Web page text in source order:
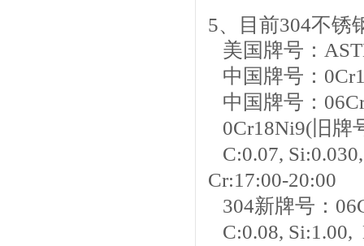
5、目前304不锈
美国牌号：
中国牌号：
中国牌号：
0Cr18Ni9(旧牌
C:0.07,
Cr:17:00-20:00
304新牌号：
C:0.08, Si:1.00,